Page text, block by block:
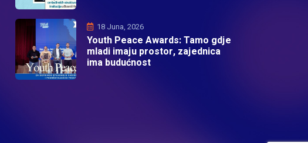
18 Juna, 2026
Youth Peace Awards: Tamo gdje
mladi imaju prostor, zajednica
ima budućnost